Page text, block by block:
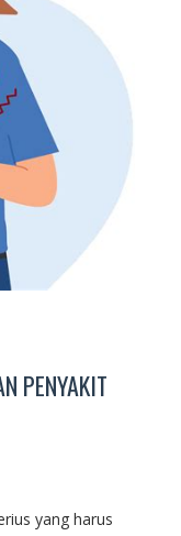
PENYAKIT
yang harus